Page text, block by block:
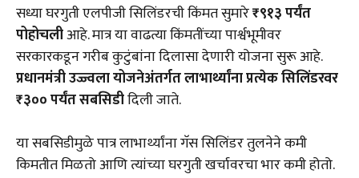
सध्या घरगुती एलपीजी सिलिंडरची किंमत सुमारे₹९१३ पर्यंत
पोहोचलीआहे. मात्र या वाढत्या किंमतींच्या पार्श्वभूमीवर
सरकारकडून गरीब कुटुंबांना दिलासा देणारी योजना सुरू आहे.
प्रधानमंत्री उज्ज्वला योजनेअंतर्गत लाभार्थ्यांना प्रत्येक सिलिंडरवर
₹३०० पर्यंत सबसिडीदिली जाते.
या सबसिडीमुळे पात्र लाभार्थ्यांना गॅस सिलिंडर तुलनेने कमी
किमतीत मिळतो आणि त्यांच्या घरगुती खर्चावरचा भार कमी होतो.